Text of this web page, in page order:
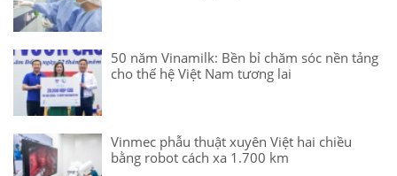
50 năm Vinamilk: Bền bỉ chăm sóc nền tảng
cho thế hệ Việt Nam tương lai
Vinmec phẫu thuật xuyên Việt hai chiều
bằng robot cách xa 1.700 km